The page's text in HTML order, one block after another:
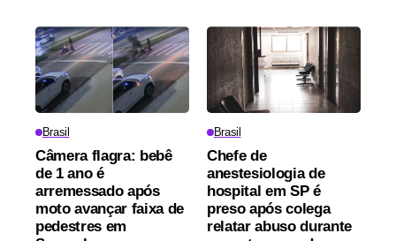
Brasil
Câmera flagra: bebê
de 1 ano é
arremessado após
moto avançar faixa de
pedestres em
Brasil
Chefe de
anestesiologia de
hospital em SP é
preso após colega
relatar abuso durante